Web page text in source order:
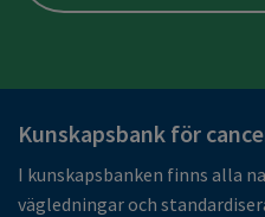
Kunskapsbank för
I kunskapsbanken finns alla
vägledningar och